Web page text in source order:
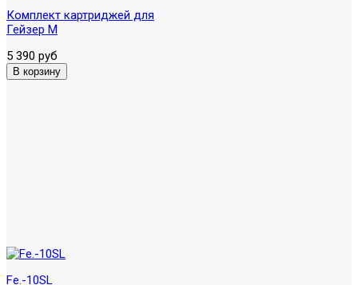
Комплект картриджей для
Гейзер М
5 390 руб
Fe.-10SL